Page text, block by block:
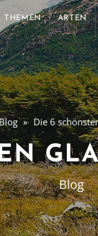
THEMEN ARTEN
Die 6
Blog